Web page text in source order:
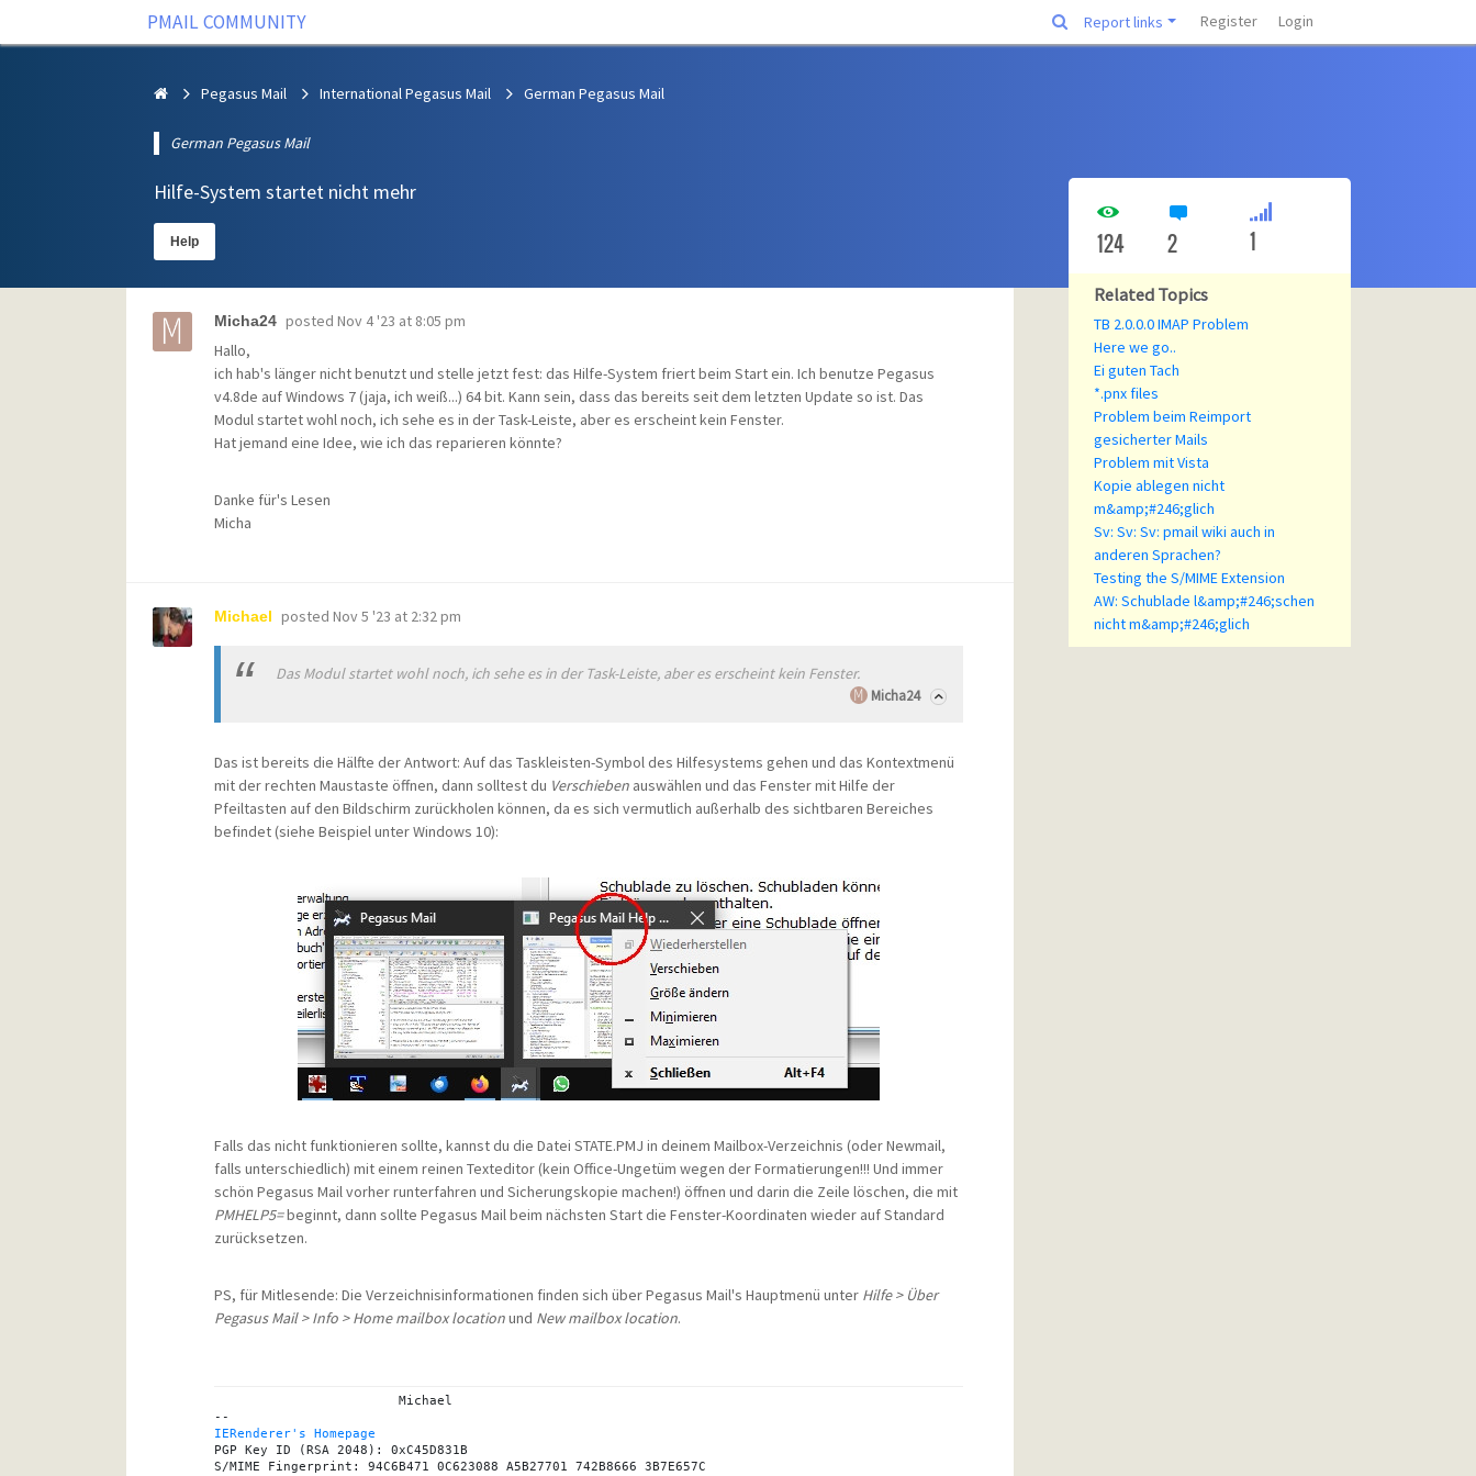
PMAIL COMMUNITY Report links Register Login
Pegasus Mail International Pegasus Mail German Pegasus Mail
German Pegasus Mail
Hilfe-System startet nicht mehr
Help
Micha24 posted Nov 4 '23 at 8:05 pm
Hallo,
ich hab's länger nicht benutzt und stelle jetzt fest: das Hilfe-System friert beim Start ein. Ich benutze Pegasus
v4.8de auf Windows 7 (jaja, ich weiß...) 64 bit. Kann sein, dass das bereits seit dem letzten Update so ist. Das
Modul startet wohl noch, ich sehe es in der Task-Leiste, aber es erscheint kein Fenster.
Hat jemand eine Idee, wie ich das reparieren könnte?
Danke für's Lesen
Micha
Michael posted Nov 5 '23 at 2:32 pm
Das Modul startet wohl noch, ich sehe es in der Task-Leiste, aber es erscheint kein Fenster.
Micha24
Das ist bereits die Hälfte der Antwort: Auf das Taskleisten-Symbol des Hilfesystems gehen und das Kontextmenü
mit der rechten Maustaste öffnen, dann solltest du Verschiebenauswählen und das Fenster mit Hilfe der
Pfeiltasten auf den Bildschirm zurückholen können, da es sich vermutlich außerhalb des sichtbaren Bereiches
befindet (siehe Beispiel unter Windows 10):
Falls das nicht funktionieren sollte, kannst du die Datei STATE.PMJ in deinem Mailbox-Verzeichnis (oder Newmail,
falls unterschiedlich) mit einem reinen Texteditor (kein Office-Ungetüm wegen der Formatierungen!!! Und immer
schön Pegasus Mail vorher runterfahren und Sicherungskopie machen!) öffnen und darin die Zeile löschen, die mit
PMHELP5=beginnt, dann sollte Pegasus Mail beim nächsten Start die Fenster-Koordinaten wieder auf Standard
zurücksetzen.
PS, für Mitlesende: Die Verzeichnisinformationen finden sich über Pegasus Mail's Hauptmenü unter Hilfe > Über
Pegasus Mail > Info > Home mailbox locationund New mailbox location.
IERenderer's Homepage
PGP Key ID (RSA 2048): 0xC45D831B
124 2 1
Related Topics
TB 2.0.0.0 IMAP Problem
Here we go..
Ei guten Tach
*.pnx files
Problem beim Reimport
gesicherter Mails
Problem mit Vista
Kopie ablegen nicht
m&amp;#246;glich
Sv: Sv: Sv: pmail wiki auch in
anderen Sprachen?
Testing the S/MIME Extension
AW: Schublade l&amp;#246;schen
nicht m&amp;#246;glich